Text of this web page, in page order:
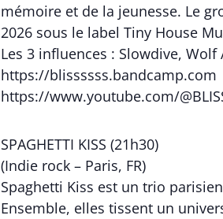
mémoire et de la jeunesse. Le
2026 sous le label Tiny House
Les 3 influences : Slowdive,
https://blissssss.bandcamp.com
https://www.youtube.com/
SPAGHETTI KISS (21h30)
(Indie rock – Paris, FR)
Spaghetti Kiss est un trio
Ensemble, elles tissent un